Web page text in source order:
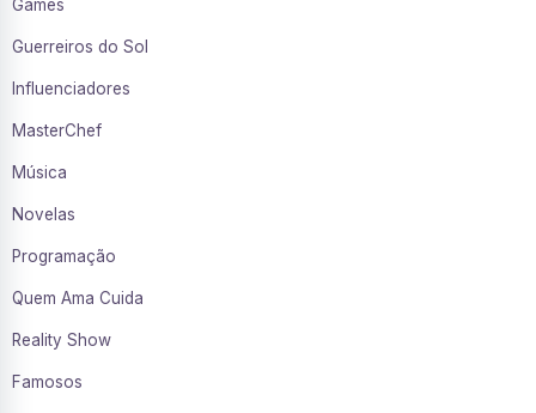
Games
Guerreiros do Sol
Influenciadores
MasterChef
Música
Novelas
Programação
Quem Ama Cuida
Reality Show
Famosos